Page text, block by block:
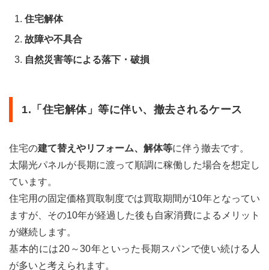
住宅解体
故障や不具合
自然災害等による落下・破損
1.「住宅解体」等に伴い、撤去されるケース
住宅の建て替えやリフォーム、解体等に伴う撤去です。
太陽光パネルが長期に渡って順調に稼働した場合を想定し
ています。
住宅用の固定価格買取制度では買取期間が10年となってい
ますが、その10年が経過した後も自家消費によるメリット
が継続します。
基本的には20～30年といった長期スパンで使い続ける人
が多いと考えられます。